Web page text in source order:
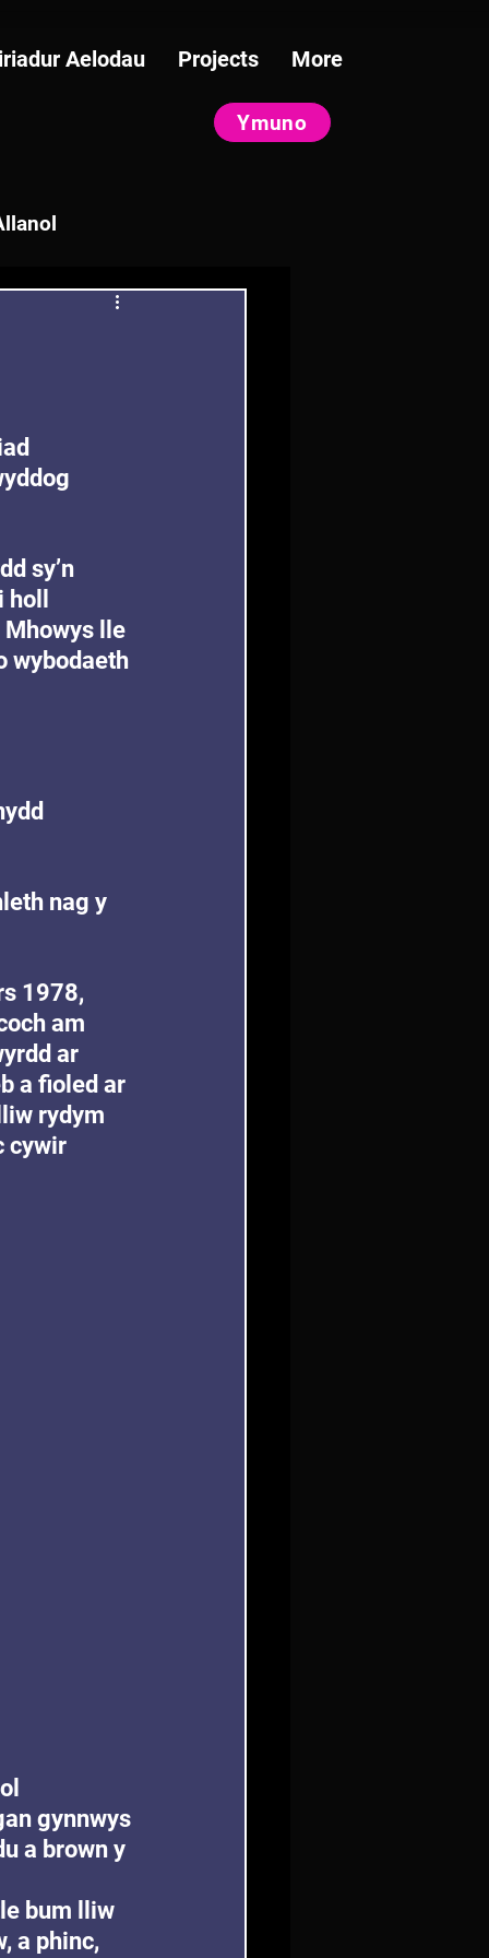
Aelodau Projects More
Ymuno
sy’n
Mhowys lle
wybodaeth
nag y
1978,
am
ar
a fioled ar
rydym
cywir
gynnwys
a brown y
bum lliw
a phinc,